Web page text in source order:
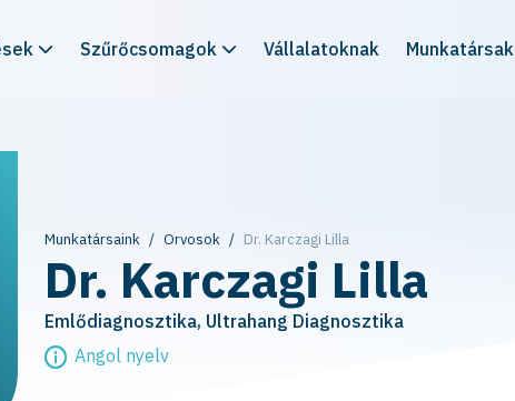
Szűrőcsomagok Vállalatoknak Munkatársak
Munkatársaink Orvosok Dr. Karczagi Lilla
Dr. Karczagi Lilla
Emlődiagnosztika, Ultrahang Diagnosztika
Angol nyelv